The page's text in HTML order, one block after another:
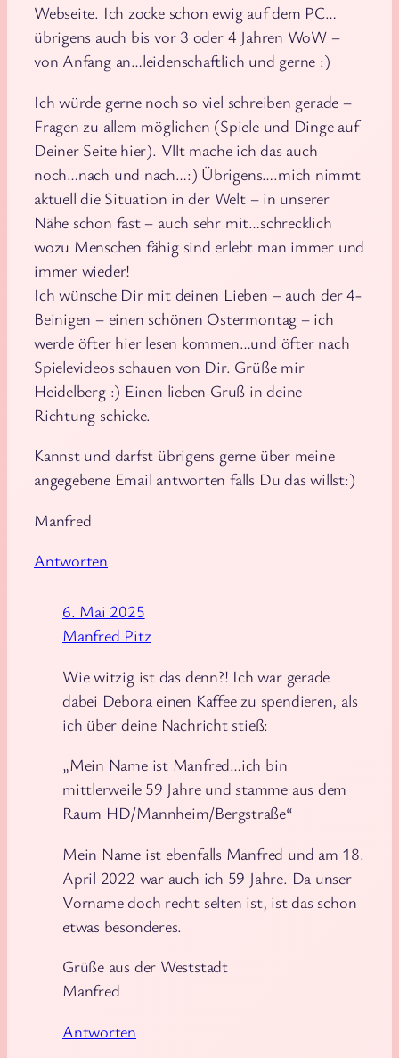
Webseite. Ich zocke schon ewig auf dem PC…
übrigens auch bis vor 3 oder 4 Jahren WoW –
von Anfang an…leidenschaftlich und gerne :)
Ich würde gerne noch so viel schreiben gerade –
Fragen zu allem möglichen (Spiele und Dinge auf
Deiner Seite hier). Vllt mache ich das auch
noch…nach und nach…:) Übrigens….mich nimmt
aktuell die Situation in der Welt – in unserer
Nähe schon fast – auch sehr mit…schrecklich
wozu Menschen fähig sind erlebt man immer und
immer wieder!
Ich wünsche Dir mit deinen Lieben – auch der 4-
Beinigen – einen schönen Ostermontag – ich
werde öfter hier lesen kommen…und öfter nach
Spielevideos schauen von Dir. Grüße mir
Heidelberg :) Einen lieben Gruß in deine
Richtung schicke.
Kannst und darfst übrigens gerne über meine
angegebene Email antworten falls Du das willst:)
Manfred
Antworten
6. Mai 2025
Manfred Pitz
Wie witzig ist das denn?! Ich war gerade
dabei Debora einen Kaffee zu spendieren, als
ich über deine Nachricht stieß:
„Mein Name ist Manfred…ich bin
mittlerweile 59 Jahre und stamme aus dem
Raum HD/Mannheim/Bergstraße“
Mein Name ist ebenfalls Manfred und am 18.
April 2022 war auch ich 59 Jahre. Da unser
Vorname doch recht selten ist, ist das schon
etwas besonderes.
Grüße aus der Weststadt
Manfred
Antworten